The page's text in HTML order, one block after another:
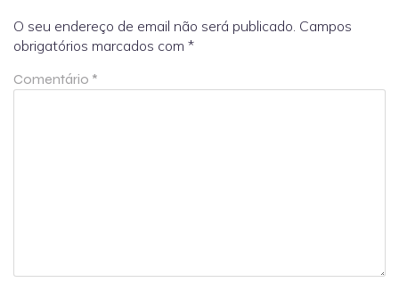
O seu endereço de email não será publicado. Campos
obrigatórios marcados com *
Comentário *